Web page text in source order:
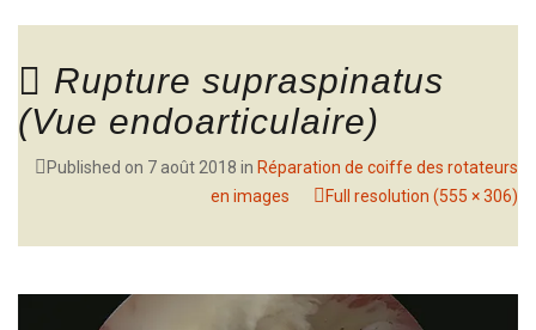
Rupture supraspinatus
(Vue endoarticulaire)
Published on 7 août 2018 in Réparation de coiffe des rotateurs
en images
Full resolution (555 × 306)